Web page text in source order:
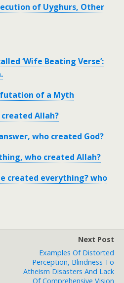
of Uyghurs, Other
‘Wife Beating Verse’:
of a Myth
Allah?
who created God?
who created Allah?
created everything? who
Next Post
Examples Of Distorted
Perception, Blindness To
Atheism Disasters And Lack
Of Comprehensive Vision